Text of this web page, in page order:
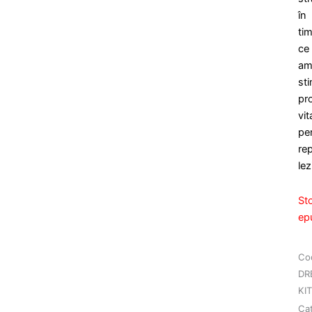
în
ce
KIT